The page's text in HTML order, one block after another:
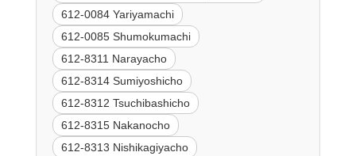
612-0084 Yariyamachi
612-0085 Shumokumachi
612-8311 Narayacho
612-8314 Sumiyoshicho
612-8312 Tsuchibashicho
612-8315 Nakanocho
612-8313 Nishikagiyacho